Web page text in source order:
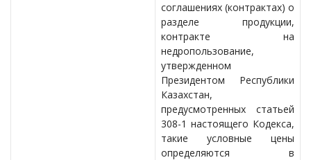
соглашениях (контрактах) о
разделе продукции,
контракте на
недропользование,
утвержденном
Президентом Республики
Казахстан,
предусмотренных статьей
308-1 настоящего Кодекса,
такие условные цены
определяются в